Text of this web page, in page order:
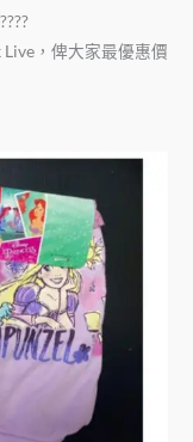
，俾大家最優惠價